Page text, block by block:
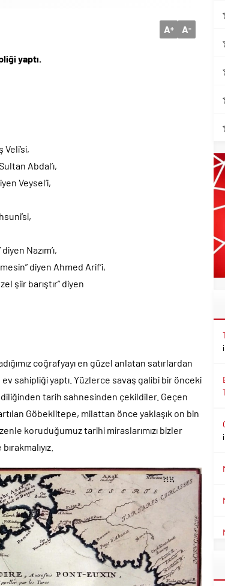
A+ A-
yaptı.
Abdal’ı,
Veysel’i,
Nazım’ı,
diyen Ahmed Arif’i,
şiir barıştır” diyen
coğrafyayı en güzel anlatan satırlardan
sahipliği yaptı. Yüzlerce savaş galibi bir önceki
tarih sahnesinden çekildiler. Geçen
Göbeklitepe, milattan önce yaklaşık on bin
koruduğumuz tarihi miraslarımızı bizler